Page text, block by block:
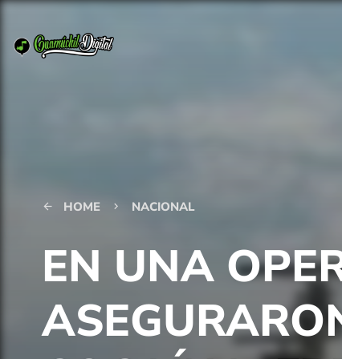
arrow_back HOME keyboard_arrow_right NACIONAL
EN UNA